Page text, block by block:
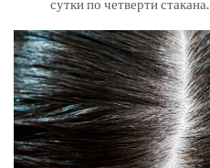
сутки по четверти стакана.